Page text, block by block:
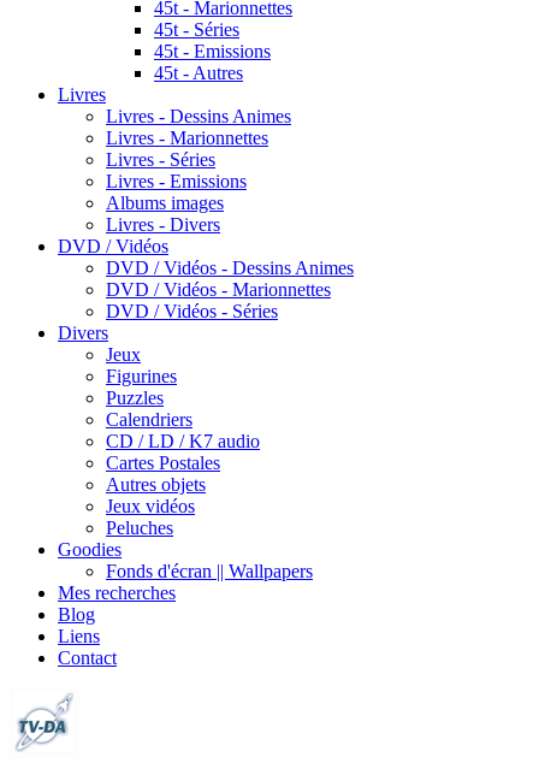
45t - Marionnettes
45t - Séries
45t - Emissions
45t - Autres
Livres
Livres - Dessins Animes
Livres - Marionnettes
Livres - Séries
Livres - Emissions
Albums images
Livres - Divers
DVD / Vidéos
DVD / Vidéos - Dessins Animes
DVD / Vidéos - Marionnettes
DVD / Vidéos - Séries
Divers
Jeux
Figurines
Puzzles
Calendriers
CD / LD / K7 audio
Cartes Postales
Autres objets
Jeux vidéos
Peluches
Goodies
Fonds d'écran || Wallpapers
Mes recherches
Blog
Liens
Contact